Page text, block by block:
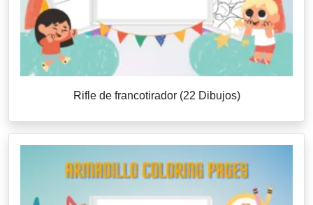
Rifle de francotirador (22 Dibujos)